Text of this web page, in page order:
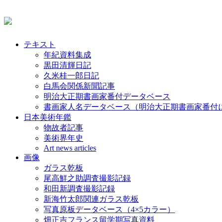
テキスト
年紀資料集成
黒田清輝日記
久米桂一郎日記
白馬会関係新聞記事
明治大正期書画家番付データベース
書画家人名データベース（明治大正期書画家番付
日本美術年鑑
物故者記事
美術界年史
Art news articles
画像
ガラス乾板
尾高鮮之助調査撮影記録
和田新調査撮影記録
新海竹太郎関連ガラス乾板
写真原板データベース（4×5カラー）
畑正吉フランス留学期写真資料